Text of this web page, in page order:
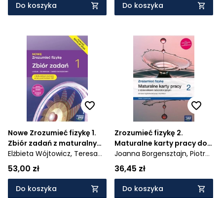
Do koszyka Do koszyka
Nowe Zrozumieć fizykę 1.
Zbiór zadań z maturalnymi
kartami pracy. Edycja
2024
Elżbieta Wójtowicz, Teresa
Stolecka,
53,00 zł
Do koszyka
Zrozumieć fizykę 2.
Maturalne karty pracy do
fizyki dla liceum
ogólnokształcącego i
technikum zakres
rozszerzony - Szkoła
ponadpodstawowa
Joanna Borgensztajn, Piotr
Toma
36,45 zł
Do koszyka